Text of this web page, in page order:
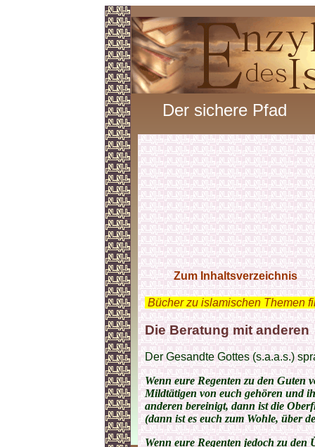
Der sichere Pfad
Zum Inhaltsverzeichnis
Bücher zu islamischen Themen
Die Beratung mit anderen
Der Gesandte Gottes (s.a.a.s.)
Wenn eure Regenten zu den Guten
Mildtätigen von euch gehören und
anderen bereinigt, dann ist die
(dann ist es euch zum Wohle, über
Wenn eure Regenten jedoch zu